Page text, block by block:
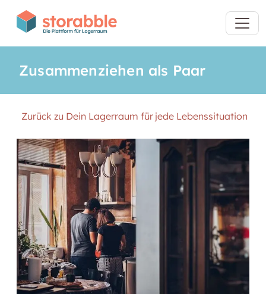
Zusammenziehen als Paar
Zurück zu Dein Lagerraum für jede Lebenssituation